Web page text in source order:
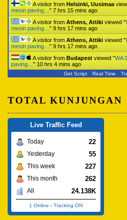
A visitor from Helsinki, Uusimaa
mesin paving… " 7 hrs 15 mins ago
A visitor from Athens, Attiki viewed "
mesin paving… " 9 hrs 17 mins ago
A visitor from Athens, Attiki viewed "
mesin paving… " 9 hrs 17 mins ago
A visitor from Budapest viewed "WA
paving… " 10 hrs 4 mins ago
Get Script Real Time
TOTAL KUNJUNGAN
Live Traffic Feed
Today 22
Yesterday 55
This week 227
This month 262
All 24.138K
1 Online - Tracking ON